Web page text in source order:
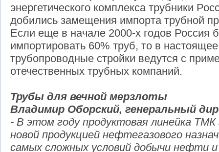
энергетического комплекса трубники
добились замещения импорта трубной
Если еще в начале 2000-х годов Россия
импортировать 60% труб, то в
трубопроводные стройки ведутся с
отечественных трубных компаний.
Трубы для вечной мерзлоты
Владимир Оборский, генеральный
- В этом году продуктовая линейка
новой продукцией нефтегазового
самых сложных условий добычи нефти